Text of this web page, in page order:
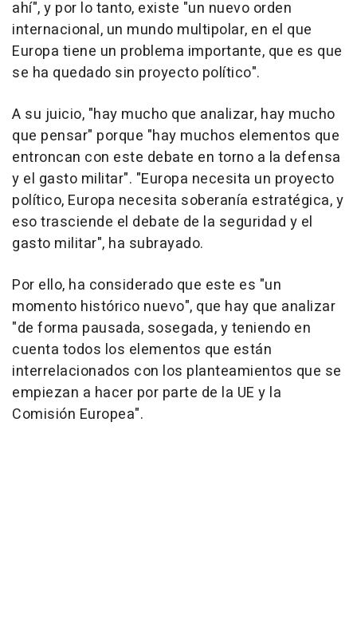
ahí", y por lo tanto, existe "un nuevo orden
internacional, un mundo multipolar, en el que
Europa tiene un problema importante, que es que
se ha quedado sin proyecto político".
A su juicio, "hay mucho que analizar, hay mucho
que pensar" porque "hay muchos elementos que
entroncan con este debate en torno a la defensa
y el gasto militar". "Europa necesita un proyecto
político, Europa necesita soberanía estratégica, y
eso trasciende el debate de la seguridad y el
gasto militar", ha subrayado.
Por ello, ha considerado que este es "un
momento histórico nuevo", que hay que analizar
"de forma pausada, sosegada, y teniendo en
cuenta todos los elementos que están
interrelacionados con los planteamientos que se
empiezan a hacer por parte de la UE y la
Comisión Europea".